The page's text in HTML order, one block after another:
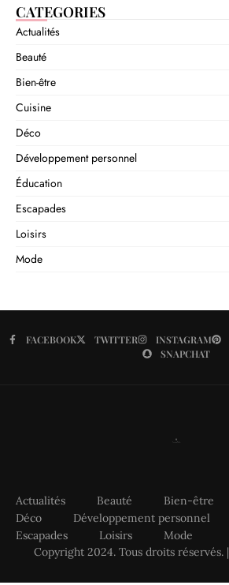
CATEGORIES
Actualités
Beauté
Bien-être
Cuisine
Déco
Développement personnel
Éducation
Escapades
Loisirs
Mode
FACEBOOK TWITTER INSTAGRAM
SNAPCHAT
Actualités Beauté Bien-être
Déco
Développement personnel
Escapades
Loisirs
Mode
Copyright 2024. Tous droits réservés. |